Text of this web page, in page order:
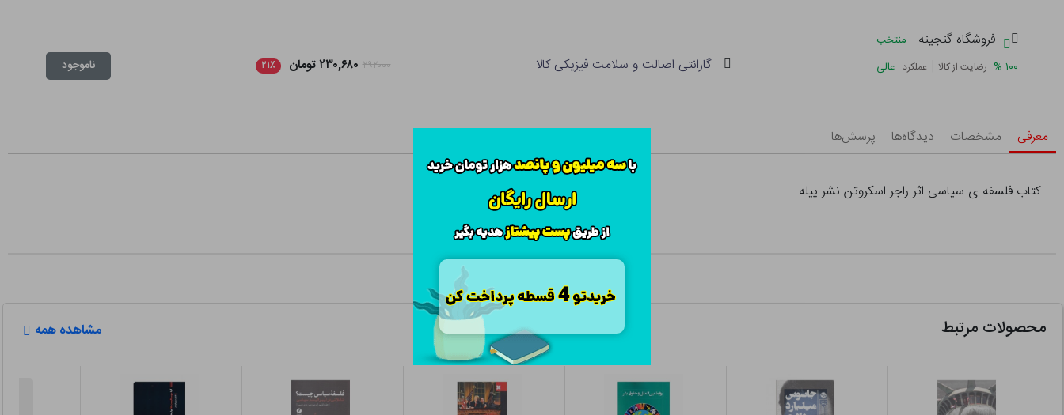
فروشگاه گنجینه
منتخب
۱۰۰ % رضایت از کالا | عملکرد عالی گارانتی اصالت و سلامت فیزیکی کالا ۲۹۲۰۰۰ ۲۳۰,۶۸۰ تومان ۲۱٪ ناموجود
معرفی مشخصات دیدگاه‌ها پرسش‌ها
کتاب فلسفه ی سیاسی اثر راجر اسکروتن نشر پیله
محصولات مرتبط مشاهده همه